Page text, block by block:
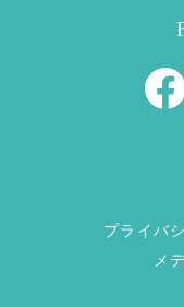
プライバ
メ